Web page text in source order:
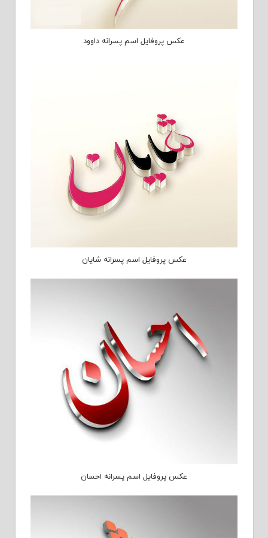
عکس پروفایل اسم پسرانه داوود
عکس پروفایل اسم پسرانه شایان
عکس پروفایل اسم پسرانه احسان